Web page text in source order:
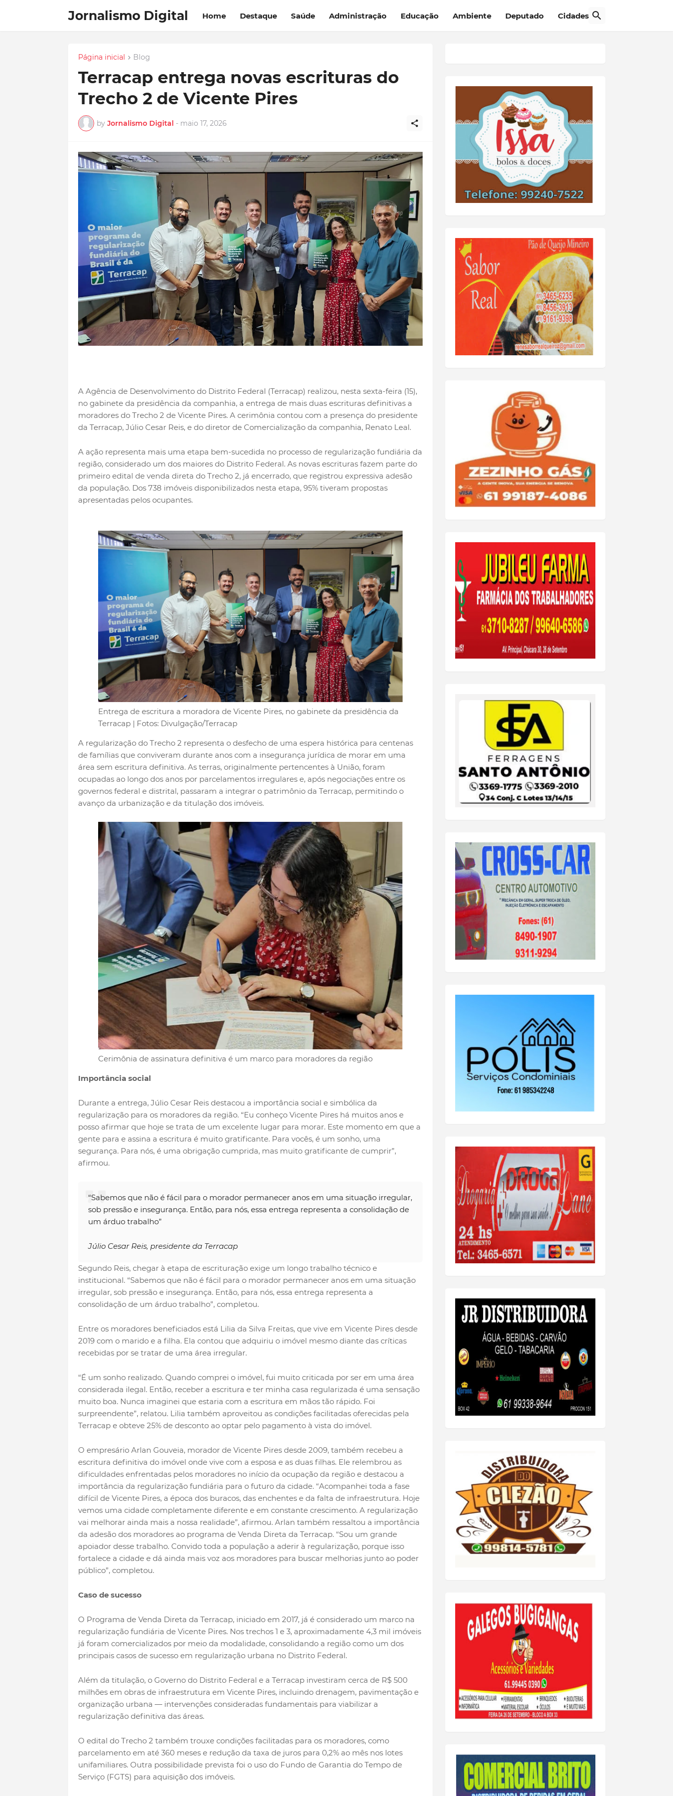
Jornalismo Digital Home Destaque Saúde Administração Educação Ambiente Deputado Cidades
Página inicial Blog
Terracap entrega novas escrituras do
Trecho 2 de Vicente Pires
by Jornalismo Digital - maio 17, 2026
A Agência de Desenvolvimento do Distrito Federal (Terracap) realizou, nesta sexta-feira (15),
no gabinete da presidência da companhia, a entrega de mais duas escrituras definitivas a
moradores do Trecho 2 de Vicente Pires. A cerimônia contou com a presença do presidente
da Terracap, Júlio Cesar Reis, e do diretor de Comercialização da companhia, Renato Leal.
A ação representa mais uma etapa bem-sucedida no processo de regularização fundiária da
região, considerado um dos maiores do Distrito Federal. As novas escrituras fazem parte do
primeiro edital de venda direta do Trecho 2, já encerrado, que registrou expressiva adesão
da população. Dos 738 imóveis disponibilizados nesta etapa, 95% tiveram propostas
apresentadas pelos ocupantes.
Entrega de escritura a moradora de Vicente Pires, no gabinete da presidência da
Terracap | Fotos: Divulgação/Terracap
A regularização do Trecho 2 representa o desfecho de uma espera histórica para centenas
de famílias que conviveram durante anos com a insegurança jurídica de morar em uma
área sem escritura definitiva. As terras, originalmente pertencentes à União, foram
ocupadas ao longo dos anos por parcelamentos irregulares e, após negociações entre os
governos federal e distrital, passaram a integrar o patrimônio da Terracap, permitindo o
avanço da urbanização e da titulação dos imóveis.
Cerimônia de assinatura definitiva é um marco para moradores da região
Importância social
Durante a entrega, Júlio Cesar Reis destacou a importância social e simbólica da
regularização para os moradores da região. “Eu conheço Vicente Pires há muitos anos e
posso afirmar que hoje se trata de um excelente lugar para morar. Este momento em que a
gente para e assina a escritura é muito gratificante. Para vocês, é um sonho, uma
segurança. Para nós, é uma obrigação cumprida, mas muito gratificante de cumprir”,
afirmou.
“Sabemos que não é fácil para o morador permanecer anos em uma situação irregular,
sob pressão e insegurança. Então, para nós, essa entrega representa a consolidação de
um árduo trabalho”
Júlio Cesar Reis, presidente da Terracap
Segundo Reis, chegar à etapa de escrituração exige um longo trabalho técnico e
institucional. “Sabemos que não é fácil para o morador permanecer anos em uma situação
irregular, sob pressão e insegurança. Então, para nós, essa entrega representa a
consolidação de um árduo trabalho”, completou.
Entre os moradores beneficiados está Lilia da Silva Freitas, que vive em Vicente Pires desde
2019 com o marido e a filha. Ela contou que adquiriu o imóvel mesmo diante das críticas
recebidas por se tratar de uma área irregular.
“É um sonho realizado. Quando comprei o imóvel, fui muito criticada por ser em uma área
considerada ilegal. Então, receber a escritura e ter minha casa regularizada é uma sensação
muito boa. Nunca imaginei que estaria com a escritura em mãos tão rápido. Foi
surpreendente”, relatou. Lilia também aproveitou as condições facilitadas oferecidas pela
Terracap e obteve 25% de desconto ao optar pelo pagamento à vista do imóvel.
O empresário Arlan Gouveia, morador de Vicente Pires desde 2009, também recebeu a
escritura definitiva do imóvel onde vive com a esposa e as duas filhas. Ele relembrou as
dificuldades enfrentadas pelos moradores no início da ocupação da região e destacou a
importância da regularização fundiária para o futuro da cidade. “Acompanhei toda a fase
difícil de Vicente Pires, a época dos buracos, das enchentes e da falta de infraestrutura. Hoje
vemos uma cidade completamente diferente e em constante crescimento. A regularização
vai melhorar ainda mais a nossa realidade”, afirmou. Arlan também ressaltou a importância
da adesão dos moradores ao programa de Venda Direta da Terracap. “Sou um grande
apoiador desse trabalho. Convido toda a população a aderir à regularização, porque isso
fortalece a cidade e dá ainda mais voz aos moradores para buscar melhorias junto ao poder
público”, completou.
Caso de sucesso
O Programa de Venda Direta da Terracap, iniciado em 2017, já é considerado um marco na
regularização fundiária de Vicente Pires. Nos trechos 1 e 3, aproximadamente 4,3 mil imóveis
já foram comercializados por meio da modalidade, consolidando a região como um dos
principais casos de sucesso em regularização urbana no Distrito Federal.
Além da titulação, o Governo do Distrito Federal e a Terracap investiram cerca de R$ 500
milhões em obras de infraestrutura em Vicente Pires, incluindo drenagem, pavimentação e
organização urbana — intervenções consideradas fundamentais para viabilizar a
regularização definitiva das áreas.
O edital do Trecho 2 também trouxe condições facilitadas para os moradores, como
parcelamento em até 360 meses e redução da taxa de juros para 0,2% ao mês nos lotes
unifamiliares. Outra possibilidade prevista foi o uso do Fundo de Garantia do Tempo de
Serviço (FGTS) para aquisição dos imóveis.